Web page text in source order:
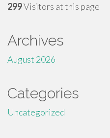
299Visitors at this page
Archives
August 2026
Categories
Uncategorized